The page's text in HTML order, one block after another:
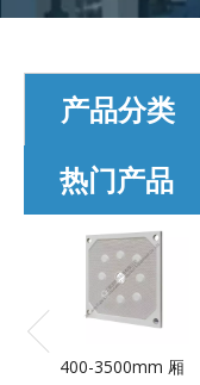
产品分类
热门产品
400-3500mm 厢